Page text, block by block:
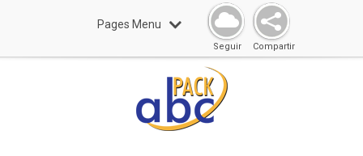
Pages Menu
Compartir
Seguir